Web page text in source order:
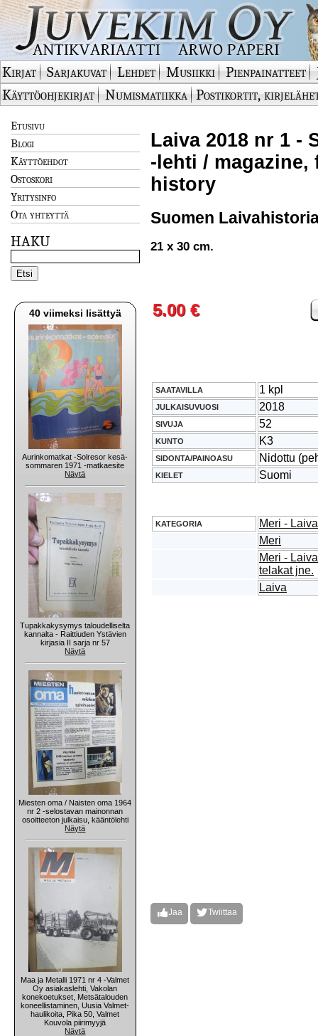
Kirjat Sarjakuvat Lehdet Musiikki Pienpainatteet
Käyttöohjekirjat
Numismatiikka Postikortit,
Etusivu
Blogi
Käyttöehdot
Ostoskori
Yritysinfo
Ota yhteyttä
HAKU
40 viimeksi lisättyä
Aurinkomatkat -Solresor kesä-
sommaren 1971 -matkaesite
Näytä
Tupakkakysymys taloudelliselta
kannalta - Raittiuden Ystävien
kirjasia II sarja nr 57
Näytä
Miesten oma / Naisten oma 1964
nr 2 -selostavan mainonnan
osoitteeton julkaisu, kääntölehti
Näytä
Maa ja Metalli 1971 nr 4 -Valmet
Oy asiakaslehti, Vakolan
konekoetukset, Metsätalouden
koneellistaminen, Uusia Valmet-
haulikoita, Pika 50, Valmet
Kouvola piirimyyjä
Näytä
Laiva 2018 nr 1 -
-lehti /
history
Suomen
21 x 30 cm.
5.00 €
SAATAVILLA 1 kpl
JULKAISUVUOSI 2018
SIVUJA 52
KUNTO K3
SIDONTA/PAINOASU Nidottu
KIELET Suomi
KATEGORIA
Meri -
Meri
Meri -
telakat jne.
Laiva
Jaa Twiittaa